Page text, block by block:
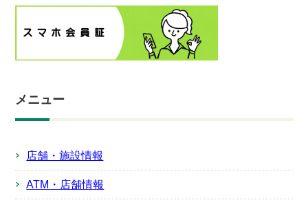
メニュー
店舗・施設情報
ATM・店舗情報